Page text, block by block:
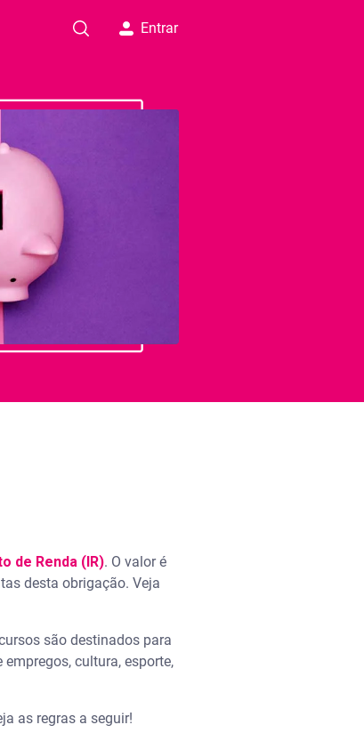
Entrar
de Renda (IR). O valor é
desta obrigação. Veja
são destinados para
cultura, esporte,
as regras a seguir!